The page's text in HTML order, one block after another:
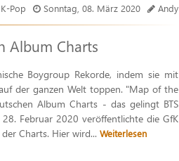
K-Pop
Sonntag, 08. März 2020 Andy
Album Charts
Boygroup Rekorde, indem sie mit
der ganzen Welt toppen. "Map of the
Album Charts - das gelingt BTS
Februar 2020 veröffentlichte die GfK
Charts. Hier wird... Weiterlesen